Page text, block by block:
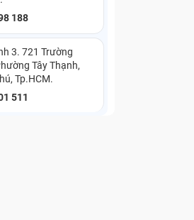
188
3. 721 Trường
Tây Thạnh,
Tp.HCM.
511